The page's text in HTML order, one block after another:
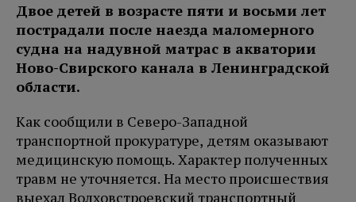
Двое детей в возрасте пяти и восьми лет
пострадали после наезда маломерного
судна на надувной матрас в акватории
Ново-Свирского канала в Ленинградской
области.
Как сообщили в Северо-Западной
транспортной прокуратуре, детям оказывают
медицинскую помощь. Характер полученных
травм не уточняется. На место происшествия
выехал Волховстроевский транспортный